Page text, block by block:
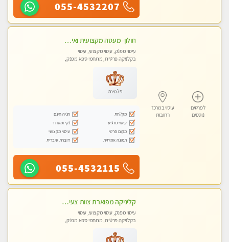
055-4532207
לפרטים
נוספים
עיסוי במרכז
רחובות
חולון- מעסה מקצועית ואיכותי
עיסוי מפנק, עיסוי מקצועי, עיסוי
בקלניקה פרטית, מתחמי ספא מפנק,
פלטינה
מקלחת
חניה חינם
עיסוי מרגיע
נקי ומסודר
מקום פרטי
עיסוי מקצועי
תמונה אמיתית
דוברת עיברית
055-4532115
קליניקה מפוארת צוות צעיר ומקצועי לעיסוי VIP באווירה חמה ונעימה מומלץ ביותר! חוויה מפנקת מאוד ... ללא מין !!
עיסוי מפנק, עיסוי מקצועי, עיסוי
בקלניקה פרטית, מתחמי ספא מפנק,